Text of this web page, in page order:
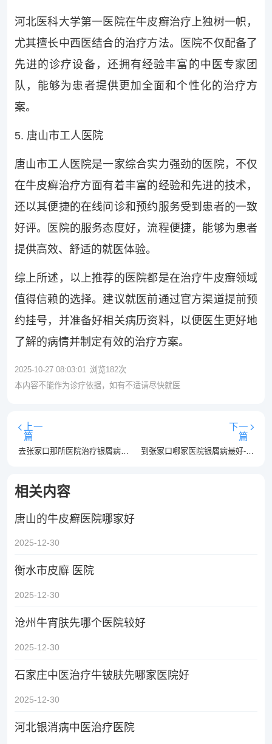
河北医科大学第一医院在牛皮癣治疗上独树一帜，
尤其擅长中西医结合的治疗方法。医院不仅配备了
先进的诊疗设备，还拥有经验丰富的中医专家团
队，能够为患者提供更加全面和个性化的治疗方
案。
5. 唐山市工人医院
唐山市工人医院是一家综合实力强劲的医院，不仅
在牛皮癣治疗方面有着丰富的经验和先进的技术，
还以其便捷的在线问诊和预约服务受到患者的一致
好评。医院的服务态度好，流程便捷，能够为患者
提供高效、舒适的就医体验。
综上所述，以上推荐的医院都是在治疗牛皮癣领域
值得信赖的选择。建议就医前通过官方渠道提前预
约挂号，并准备好相关病历资料，以便医生更好地
了解的病情并制定有效的治疗方案。
2025-10-27 08:03:01 浏览182次
本内容不能作为诊疗依据，如有不适请尽快就医
上一
篇
去张家口那所医院治疗银屑病最好-张家口银屑病医院排行榜单？
下一
篇
到张家口哪家医院银屑病最好-张家口银屑病医院排名榜单
相关内容
唐山的牛皮癣医院哪家好
2025-12-30
衡水市皮廯 医院
2025-12-30
沧州牛宵肤先哪个医院较好
2025-12-30
石家庄中医治疗牛铍肤先哪家医院好
2025-12-30
河北银消病中医治疗医院